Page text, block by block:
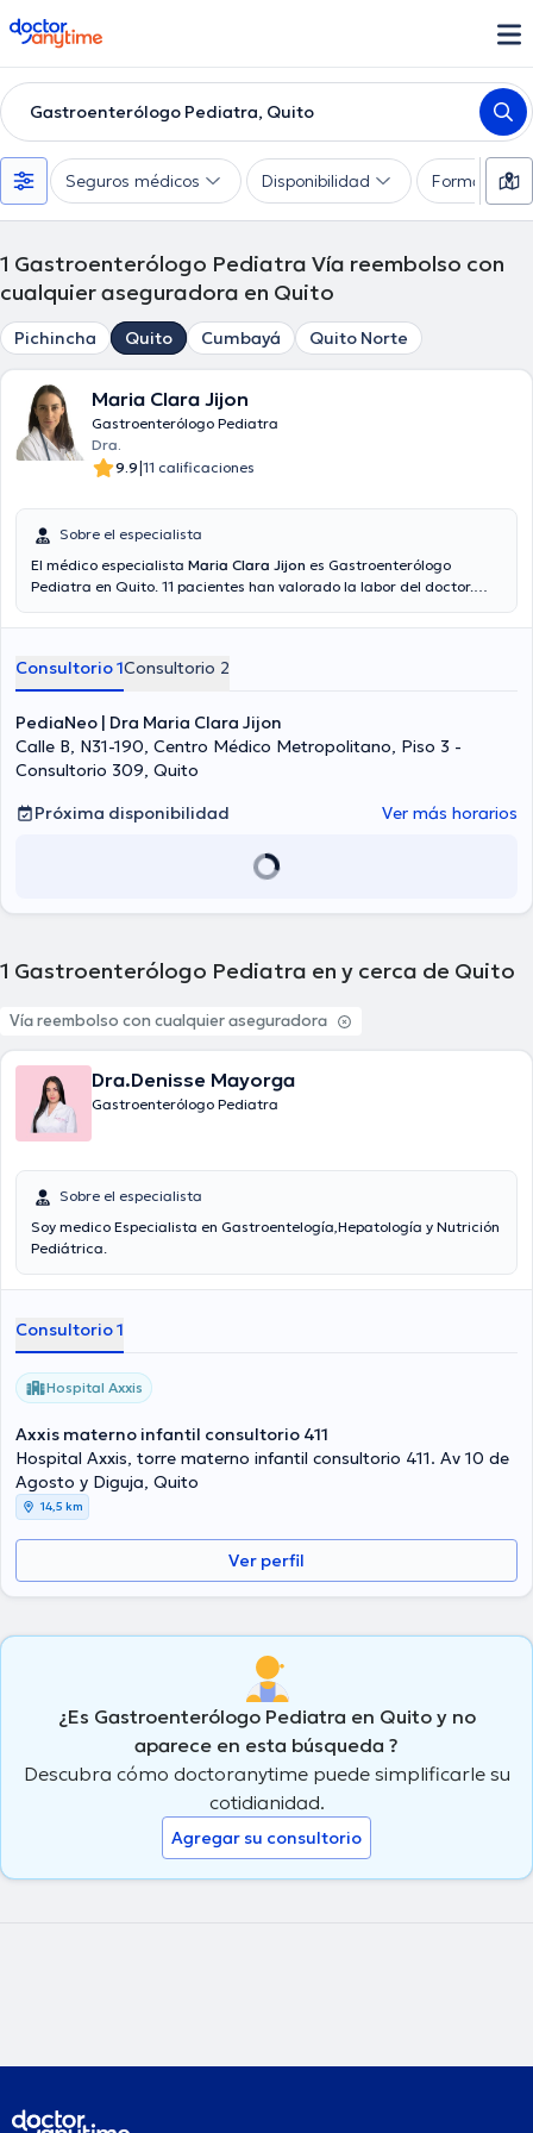
doctoranytime
Gastroenterólogo Pediatra, Quito
Seguros médicos Disponibilidad Formas de
1 Gastroenterólogo Pediatra Vía reembolso con
cualquier aseguradora en Quito
Pichincha Quito Cumbayá Quito Norte
Maria Clara Jijon
Gastroenterólogo Pediatra
Dra.
9.9|11 calificaciones
Sobre el especialista
El médico especialista Maria Clara Jijon es Gastroenterólogo
Pediatra en Quito. 11 pacientes han valorado la labor del doctor.
cualquier aseguradora son aceptadas.
Consultorio 1Consultorio 2
PediaNeo | Dra Maria Clara Jijon
Calle B, N31-190, Centro Médico Metropolitano, Piso 3 -
Consultorio 309, Quito
Próxima disponibilidad
Ver más horarios
1 Gastroenterólogo Pediatra en y cerca de Quito
Vía reembolso con cualquier aseguradora
Dra.Denisse Mayorga
Gastroenterólogo Pediatra
Sobre el especialista
Soy medico Especialista en Gastroentelogía,Hepatología y Nutrición
Pediátrica.
Consultorio 1
Hospital Axxis
Axxis materno infantil consultorio 411
Hospital Axxis, torre materno infantil consultorio 411. Av 10 de
Agosto y Diguja, Quito
14,5 km
Ver perfil
¿Es Gastroenterólogo Pediatra en Quito y no
aparece en esta búsqueda ?
Descubra cómo doctoranytime puede simplificarle su
cotidianidad.
Agregar su consultorio